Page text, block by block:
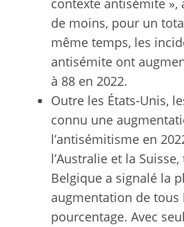
contexte antisémite »,
de moins, pour un
même temps, les
antisémite ont
à 88 en 2022.
Outre les États-Unis,
connu une
l’antisémitisme en
l’Australie et la
Belgique a signalé la
augmentation de tous
pourcentage. Avec